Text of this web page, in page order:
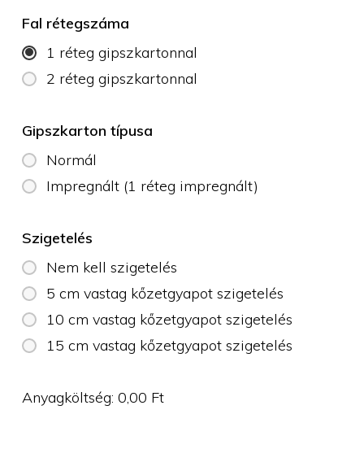
Fal rétegszáma
1 réteg gipszkartonnal
2 réteg gipszkartonnal
Gipszkarton típusa
Normál
Impregnált (1 réteg impregnált)
Szigetelés
Nem kell szigetelés
5 cm vastag kőzetgyapot szigetelés
10 cm vastag kőzetgyapot szigetelés
15 cm vastag kőzetgyapot szigetelés
Anyagköltség:0,00 Ft